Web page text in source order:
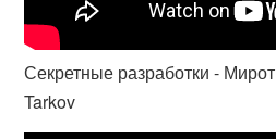
Секретные разработки -
Tarkov